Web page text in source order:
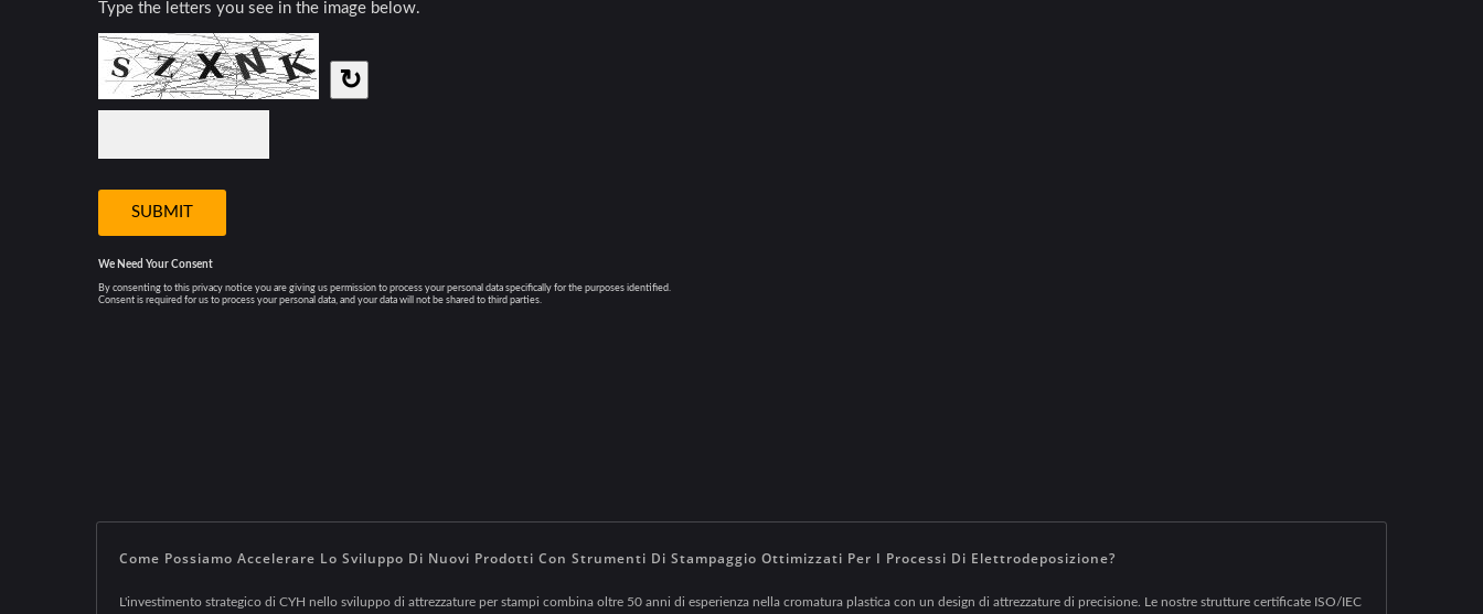
Come Possiamo Accelerare Lo Sviluppo Di Nuovi Prodotti Con Strumenti Di Stampaggio Ottimizzati Per I Processi Di Elettrodeposizione?
L'investimento strategico di CYH nello sviluppo di attrezzature per stampi combina oltre 50 anni di esperienza nella cromatura plastica con un design di attrezzature di precisione. Le nostre strutture certificate ISO/IEC